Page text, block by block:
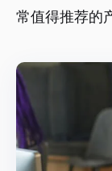
常值得推荐的